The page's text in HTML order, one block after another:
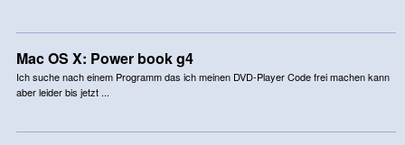
Mac OS X: Power book g4
Ich suche nach einem Programm das ich meinen DVD-Player Code frei machen kann
aber leider bis jetzt ...